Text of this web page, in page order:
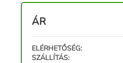
ÁR
ELÉRHETŐSÉG:
SZÁLLÍTÁS: